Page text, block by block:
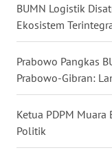
BUMN Logistik
Ekosistem
Prabowo Pangkas
Prabowo-Gibran:
Ketua PDPM Muara
Politik
WN
BALI
WN
WN